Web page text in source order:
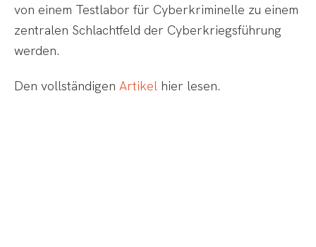
von einem Testlabor für Cyberkriminelle zu einem
zentralen Schlachtfeld der Cyberkriegsführung
werden.
Den vollständigen Artikel hier lesen.